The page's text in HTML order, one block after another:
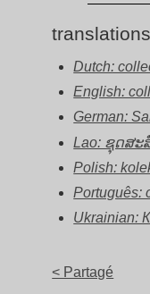
translations
Dutch:
English:
German:
Lao: ຊຸດສະ
Polish:
Português:
Ukrainian:
< Partagé